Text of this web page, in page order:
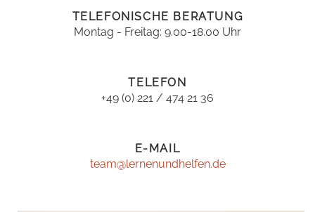
TELEFONISCHE BERATUNG
Montag - Freitag: 9.00-18.00 Uhr
TELEFON
+49 (0) 221 / 474 21 36
E-MAIL
team@lernenundhelfen.de